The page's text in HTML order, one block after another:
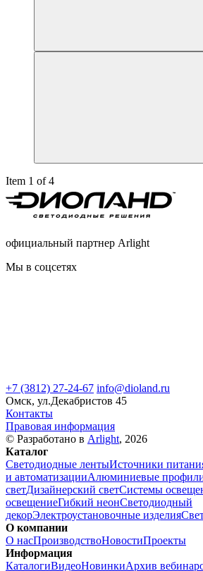
Item 1 of 4
официальный партнер Arlight
Мы в соцсетях
+7 (3812) 27-24-67 info@dioland.ru
Омск, ул.Декабристов 45
Контакты
Правовая информация
© Разработано в Arlight, 2026
Каталог
Светодиодные лентыИсточники
и автоматизацииАлюминиевые
светДизайнерский светСистемы
освещениеГибкий неонСветодиодный
декорЭлектроустановочные изделия
О компании
О насПроизводствоНовостиПроекты
Информация
КаталогиВидеоНовинкиАрхив